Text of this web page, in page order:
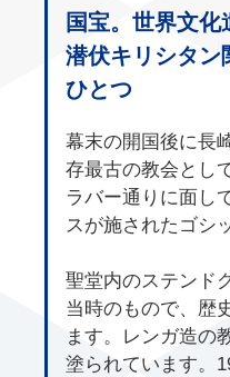
国宝。世界文
潜伏キリシタン
ひとつ
幕末の開国後に長
存最古の教会とし
ラバー通りに面し
スが施されたゴシ
聖堂内のステンド
当時のもので、歴
ます。レンガ造の
塗られています。